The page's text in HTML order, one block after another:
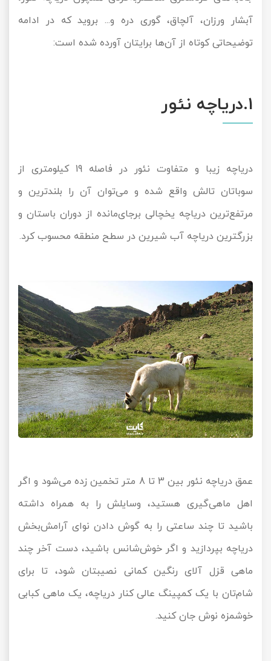
آبشار ورزان، آلچاق، گوری دره و... بروید که در ادامه
توضیحاتی کوتاه از آن‌ها برایتان آورده شده است:
1.دریاچه نئور
دریاچه زیبا و متفاوت نئور در فاصله 19 کیلومتری از
سوباتان تالش واقع شده و می‌توان آن را بلندترین و
مرتفع‌ترین دریاچه یخچالی برجای‌مانده از دوران باستان و
بزرگترین دریاچه آب شیرین در سطح منطقه محسوب کرد.
عمق دریاچه نئور بین 3 تا 8 متر تخمین زده می‌شود و اگر
اهل ماهی‌گیری هستید، وسایلش را به همراه داشته
باشید تا چند ساعتی را به گوش دادن نوای آرامش‌بخش
دریاچه بپردازید و اگر خوش‌شانس باشید، دست آخر چند
ماهی قزل آلای رنگین کمانی نصیبتان شود، تا برای
شام‌تان با یک کمپینگ عالی کنار دریاچه، یک ماهی کبابی
خوشمزه نوش جان کنید.